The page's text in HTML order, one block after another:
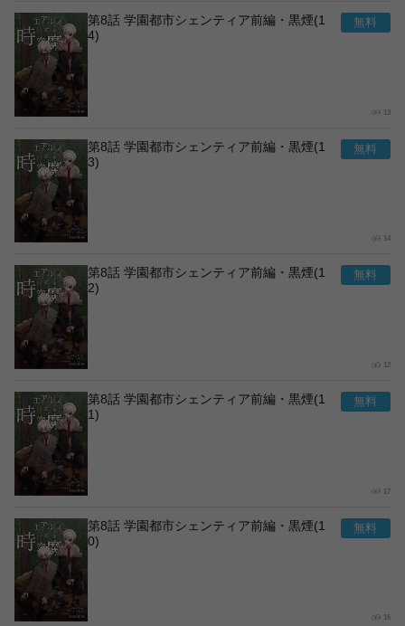
第8話 学園都市シェンティア前編・黒煙(1
4)
13
第8話 学園都市シェンティア前編・黒煙(1
3)
14
第8話 学園都市シェンティア前編・黒煙(1
2)
12
第8話 学園都市シェンティア前編・黒煙(1
1)
17
第8話 学園都市シェンティア前編・黒煙(1
0)
16